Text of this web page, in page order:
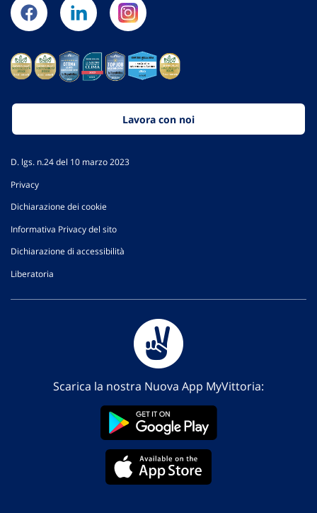
Lavora con noi
D. lgs. n.24 del 10 marzo 2023
Privacy
Dichiarazione dei cookie
Informativa Privacy del sito
Dichiarazione di accessibilità
Liberatoria
Scarica la nostra Nuova App MyVittoria: